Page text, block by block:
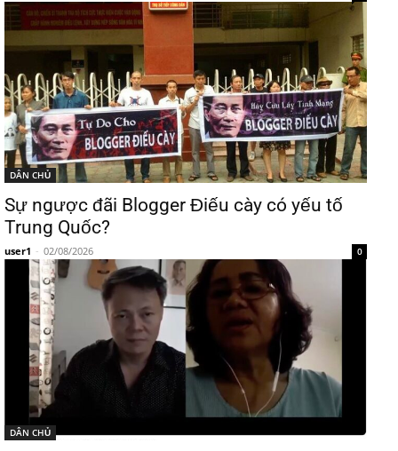
DÂN CHỦ
Sự ngược đãi Blogger Điếu cày có yếu tố
Trung Quốc?
user1 - 02/08/2026 0
DÂN CHỦ